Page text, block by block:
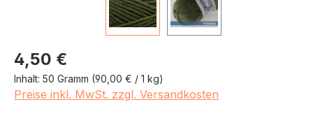
Regulärer Preis:
4,50 €
Inhalt: 50 Gramm (90,00 € / 1 kg)
Preise inkl. MwSt. zzgl. Versandkosten